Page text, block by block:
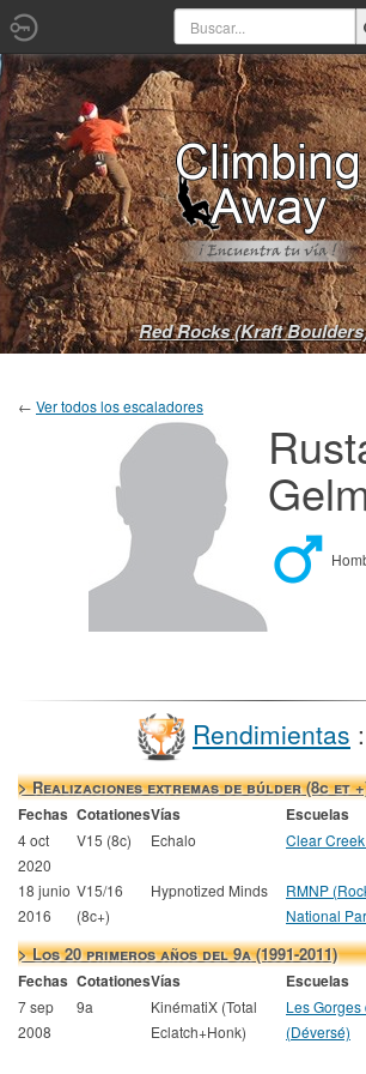
Red Rocks (Kraft
← Ver todos los escaladores
Rendimientas :
> Realizaciones extremas de búlder (8c et
Fechas CotationesVías Escuelas
4 oct
2020
V15 (8c) Echalo Clear
18 junio
2016
V15/16
(8c+)
Hypnotized Minds
RMNP
National
> Los 20 primeros años del 9a (1991-2011)
Fechas CotationesVías Escuelas
7 sep
2008
9a
KinématiX (Total
Eclatch+Honk)
Les
(Déversé)